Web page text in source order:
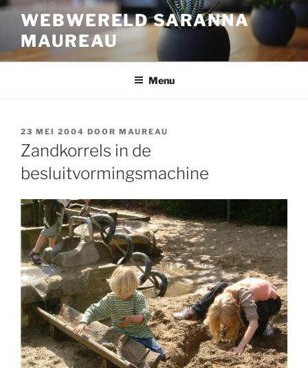
Ga
inhoud
WEBWERELD SARANNA
MAUREAU
Menu
GEPLAATST
OP
23 MEI 2004 DOOR MAUREAU
Zandkorrels in de
besluitvormingsmachine